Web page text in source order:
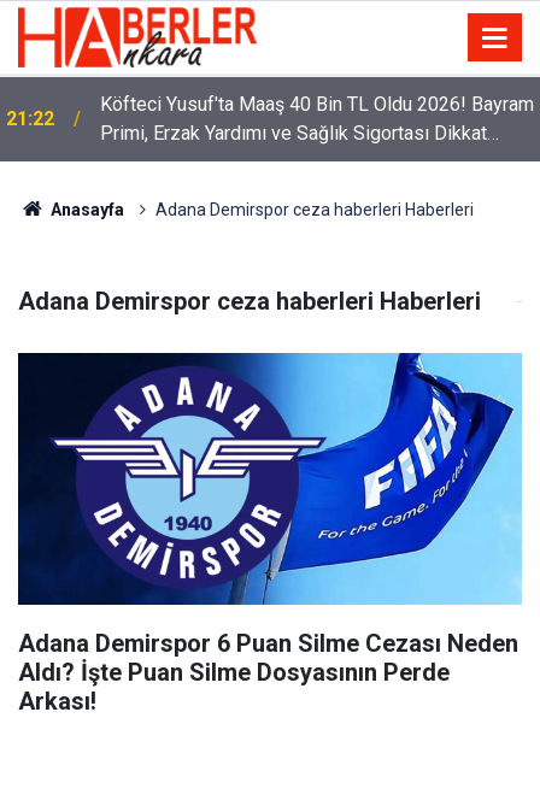
21:22
Köfteci Yusuf'ta Maaş 40 Bin TL Oldu 2026! Bayram
Primi, Erzak Yardımı ve Sağlık Sigortası Dikkat
Çekti
Anasayfa Adana Demirspor ceza haberleri Haberleri
Adana Demirspor ceza haberleri Haberleri
Adana Demirspor 6 Puan Silme Cezası Neden
Aldı? İşte Puan Silme Dosyasının Perde
Arkası!